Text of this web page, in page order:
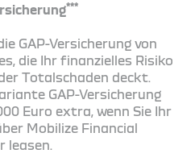
***
GAP-Versicherung von
die Ihr finanzielles Risiko
Totalschaden deckt.
GAP-Versicherung
Euro extra, wenn Sie Ihr
Mobilize Financial
leasen.